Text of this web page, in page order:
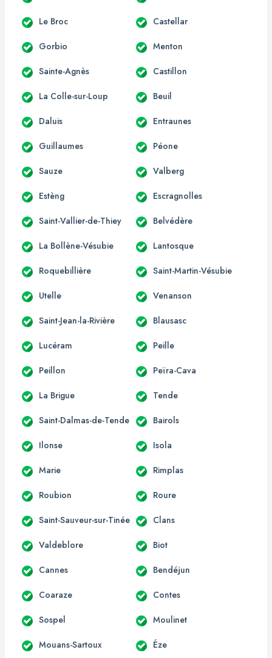
Le Broc Castellar
Gorbio Menton
Sainte-Agnès Castillon
La Colle-sur-Loup Beuil
Daluis Entraunes
Guillaumes Péone
Sauze Valberg
Estèng Escragnolles
Saint-Vallier-de-Thiey Belvédère
La Bollène-Vésubie Lantosque
Roquebillière Saint-Martin-Vésubie
Utelle Venanson
Saint-Jean-la-Rivière Blausasc
Lucéram Peille
Peillon Peïra-Cava
La Brigue Tende
Saint-Dalmas-de-Tende Bairols
Ilonse Isola
Marie Rimplas
Roubion Roure
Saint-Sauveur-sur-Tinée Clans
Valdeblore Biot
Cannes Bendéjun
Coaraze Contes
Sospel Moulinet
Mouans-Sartoux Éze